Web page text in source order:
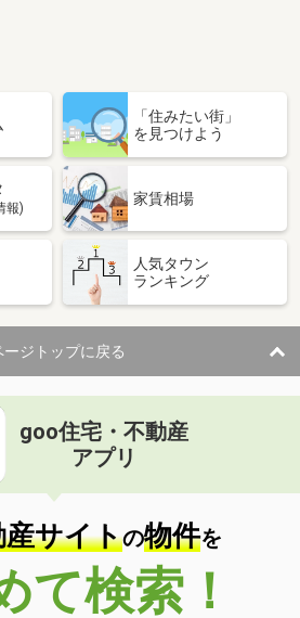
「住みたい街」
を見つけよう
報)
家賃相場
人気タウン
ランキング
ージトップに戻る
goo住宅・不動産
アプリ
サイトの物件を
て検索！